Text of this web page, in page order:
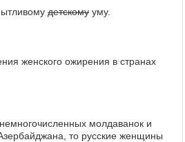
детскому уму.
женского ожирения в странах
молдаванок и
то русские женщины